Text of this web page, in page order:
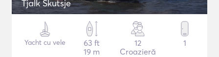
Tjalk Skutsje
Yacht cu vele
63 ft
19 m
12
Croazieră
1